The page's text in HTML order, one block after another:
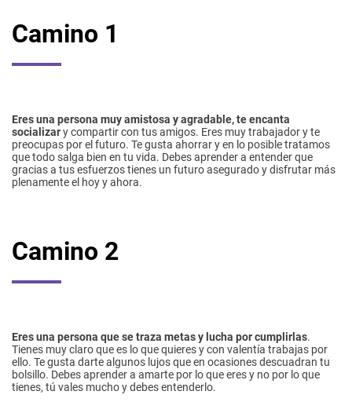
Camino 1
Eres una persona muy amistosa y agradable, te encanta
socializary compartir con tus amigos. Eres muy trabajador y te
preocupas por el futuro. Te gusta ahorrar y en lo posible tratamos
que todo salga bien en tu vida. Debes aprender a entender que
gracias a tus esfuerzos tienes un futuro asegurado y disfrutar más
plenamente el hoy y ahora.
Camino 2
Eres una persona que se traza metas y lucha por cumplirlas.
Tienes muy claro que es lo que quieres y con valentía trabajas por
ello. Te gusta darte algunos lujos que en ocasiones descuadran tu
bolsillo. Debes aprender a amarte por lo que eres y no por lo que
tienes, tú vales mucho y debes entenderlo.